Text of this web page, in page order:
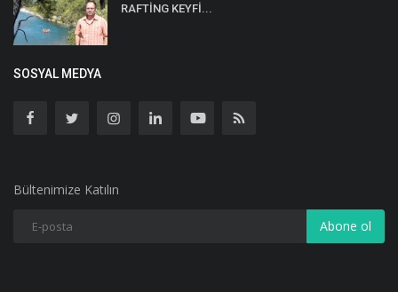
RAFTİNG KEYFİ...
SOSYAL MEDYA
Bültenimize Katılın
Abone ol